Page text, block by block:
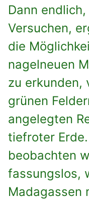
Dann
Versuchen,
die
nagelneuen
zu erkunden,
grünen
angelegten
tiefroter
beobachten
fassungslos,
Madagassen